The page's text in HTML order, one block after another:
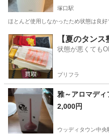
塚口駅
ほとんど使用しなかったため状態は良
兵庫 尼崎市 塚口駅 季節
【夏のタン
状態が悪くても
プリフラ
雅～アロマディ
2,000円
ウッディタウン中央